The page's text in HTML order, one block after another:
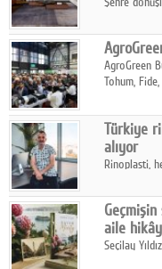
sonbaharın
AgroGreen
Tohum,
Türkiye
alıyor
Rinoplasti,
biri
aile
Seçilay